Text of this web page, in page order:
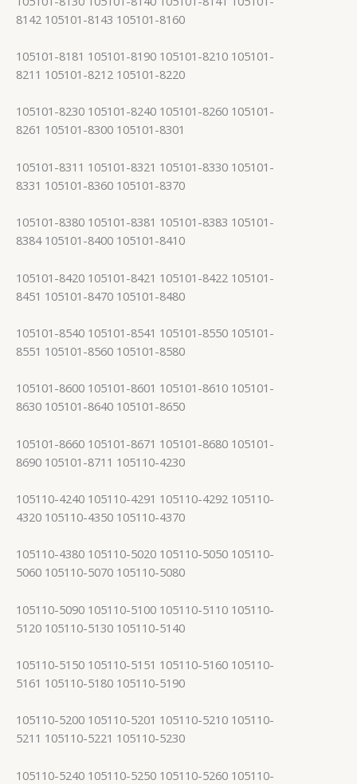
8142 105101-8143 105101-8160
105101-8181 105101-8190 105101-8210 105101-
8211 105101-8212 105101-8220
105101-8230 105101-8240 105101-8260 105101-
8261 105101-8300 105101-8301
105101-8311 105101-8321 105101-8330 105101-
8331 105101-8360 105101-8370
105101-8380 105101-8381 105101-8383 105101-
8384 105101-8400 105101-8410
105101-8420 105101-8421 105101-8422 105101-
8451 105101-8470 105101-8480
105101-8540 105101-8541 105101-8550 105101-
8551 105101-8560 105101-8580
105101-8600 105101-8601 105101-8610 105101-
8630 105101-8640 105101-8650
105101-8660 105101-8671 105101-8680 105101-
8690 105101-8711 105110-4230
105110-4240 105110-4291 105110-4292 105110-
4320 105110-4350 105110-4370
105110-4380 105110-5020 105110-5050 105110-
5060 105110-5070 105110-5080
105110-5090 105110-5100 105110-5110 105110-
5120 105110-5130 105110-5140
105110-5150 105110-5151 105110-5160 105110-
5161 105110-5180 105110-5190
105110-5200 105110-5201 105110-5210 105110-
5211 105110-5221 105110-5230
105110-5240 105110-5250 105110-5260 105110-